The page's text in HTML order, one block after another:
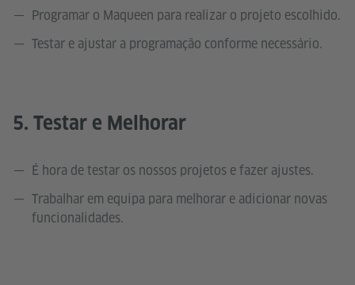
Programar o Maqueen para realizar o projeto escolhido.
Testar e ajustar a programação conforme necessário.
5. Testar e Melhorar
É hora de testar os nossos projetos e fazer ajustes.
Trabalhar em equipa para melhorar e adicionar novas
funcionalidades.